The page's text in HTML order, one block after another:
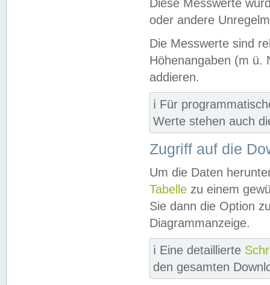
Diese Messwerte
oder andere
Die Messwerte sind
Höhenangaben (m ü.
addieren.
ℹ️ Für
Werte stehen auch
Zugriff auf die
Um die Daten
Tabelle zu einem
Sie dann die Option
Diagrammanzeige.
ℹ️ Eine detaillierte
den gesamten